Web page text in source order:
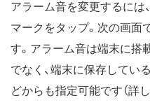
アラーム音を変更するには
マークをタップ。次の画面
す。アラーム音は端末に搭
でなく、端末に保存してい
どからも指定可能です（詳